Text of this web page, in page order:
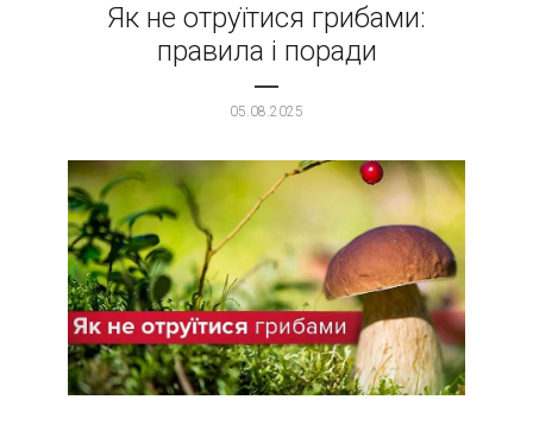
Як не отруїтися грибами:
правила і поради
05.08.2025